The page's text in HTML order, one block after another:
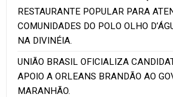
RESTAURANTE POPULAR PARA
COMUNIDADES DO POLO OLHO
NA DIVINÉIA.
UNIÃO BRASIL OFICIALIZA
APOIO A ORLEANS BRANDÃO AO
MARANHÃO.